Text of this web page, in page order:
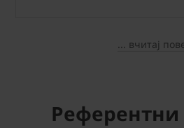
... вчитај
Референтни